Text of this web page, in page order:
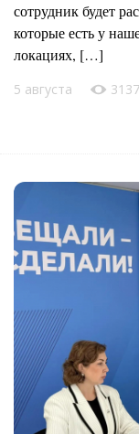
сотрудник будет
которые есть у
локациях, […]
5 августа